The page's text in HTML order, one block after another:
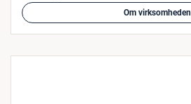
Om virksomheden